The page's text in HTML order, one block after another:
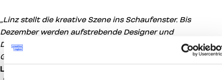
„Linz stellt die kreative Szene ins Schaufenster. Bis
Dezember werden aufstrebende Designer und
Designerinnen, spannende Startups, Gründer und
Gründerinnen vor den Vorhang geholt“,
Doris
Lang-Mayerhofer